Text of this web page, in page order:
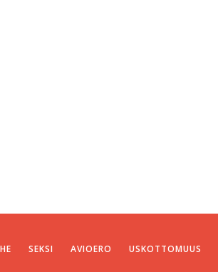
SEKSI AVIOERO USKOTTOMUUS